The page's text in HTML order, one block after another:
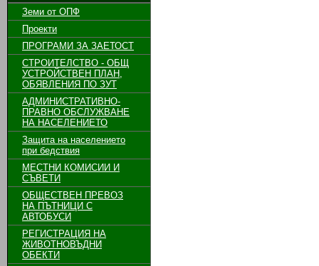
Земи от ОПФ
Проекти
ПРОГРАМИ ЗА ЗАЕТОСТ
СТРОИТЕЛСТВО - ОБЩ
УСТРОЙСТВЕН ПЛАН,
ОБЯВЛЕНИЯ ПО ЗУТ
АДМИНИСТРАТИВНО-
ПРАВНО ОБСЛУЖВАНЕ
НА НАСЕЛЕНИЕТО
Защита на населението
при бедствия
МЕСТНИ КОМИСИИ И
СЪВЕТИ
ОБЩЕСТВЕН ПРЕВОЗ
НА ПЪТНИЦИ С
АВТОБУСИ
РЕГИСТРАЦИЯ НА
ЖИВОТНОВЪДНИ
ОБЕКТИ